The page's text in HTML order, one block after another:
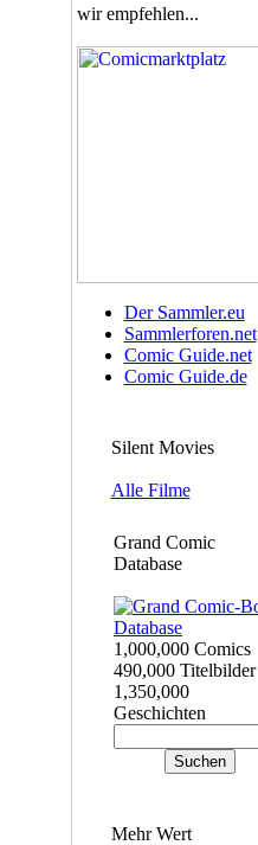
wir empfehlen...
Der Sammler.eu
Sammlerforen.net
Comic Guide.net
Comic Guide.de
Silent Movies
Alle Filme
Grand Comic
Database
1,000,000 Comics
490,000 Titelbilder
1,350,000
Geschichten
Mehr Wert